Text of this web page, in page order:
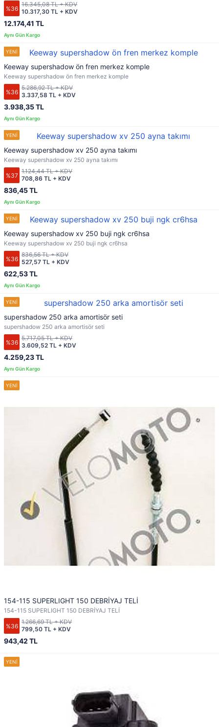
%36
12.174,41 TL
10.317,30 TL + KDV
16.345,08 TL + KDV
Keeway supershadow ön fren merkez komple
Keeway supershadow ön fren merkez komple
%36
3.938,35 TL
3.337,58 TL + KDV
5.286,92 TL + KDV
Keeway supershadow xv 250 ayna takımı
Keeway supershadow xv 250 ayna takımı
%37
836,45 TL
708,86 TL + KDV
1.124,44 TL + KDV
Keeway supershadow xv 250 buji ngk cr6hsa
Keeway supershadow xv 250 buji ngk cr6hsa
%36
622,53 TL
527,57 TL + KDV
836,56 TL + KDV
supershadow 250 arka amortisör seti
supershadow 250 arka amortisör seti
%36
4.259,23 TL
3.609,52 TL + KDV
5.717,05 TL + KDV
154-115 SUPERLIGHT 150 DEBRİYAJ TELİ
154-115 SUPERLIGHT 150 DEBRİYAJ TELİ
%36
943,42 TL
799,50 TL + KDV
1.266,69 TL + KDV